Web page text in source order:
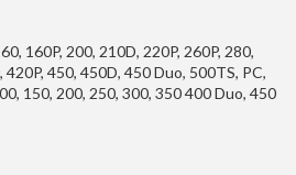
160P, 200, 210D, 220P, 260P, 280,
450, 450D, 450 Duo, 500TS, PC,
150, 200, 250, 300, 350400 Duo, 450